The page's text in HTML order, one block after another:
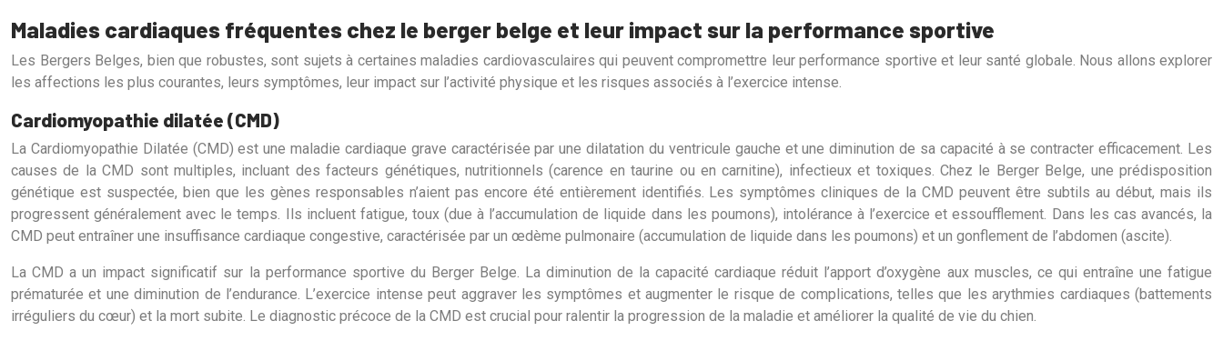
Maladies cardiaques fréquentes chez le berger belge et leur impact sur la performance sportive
Les Bergers Belges, bien que robustes, sont sujets à certaines maladies cardiovasculaires qui peuvent compromettre leur performance sportive et leur santé globale. Nous allons explorer
les affections les plus courantes, leurs symptômes, leur impact sur l’activité physique et les risques associés à l’exercice intense.
Cardiomyopathie dilatée (CMD)
La Cardiomyopathie Dilatée (CMD) est une maladie cardiaque grave caractérisée par une dilatation du ventricule gauche et une diminution de sa capacité à se contracter efficacement. Les
causes de la CMD sont multiples, incluant des facteurs génétiques, nutritionnels (carence en taurine ou en carnitine), infectieux et toxiques. Chez le Berger Belge, une prédisposition
génétique est suspectée, bien que les gènes responsables n’aient pas encore été entièrement identifiés. Les symptômes cliniques de la CMD peuvent être subtils au début, mais ils
progressent généralement avec le temps. Ils incluent fatigue, toux (due à l’accumulation de liquide dans les poumons), intolérance à l’exercice et essoufflement. Dans les cas avancés, la
CMD peut entraîner une insuffisance cardiaque congestive, caractérisée par un œdème pulmonaire (accumulation de liquide dans les poumons) et un gonflement de l’abdomen (ascite).
La CMD a un impact significatif sur la performance sportive du Berger Belge. La diminution de la capacité cardiaque réduit l’apport d’oxygène aux muscles, ce qui entraîne une fatigue
prématurée et une diminution de l’endurance. L’exercice intense peut aggraver les symptômes et augmenter le risque de complications, telles que les arythmies cardiaques (battements
irréguliers du cœur) et la mort subite. Le diagnostic précoce de la CMD est crucial pour ralentir la progression de la maladie et améliorer la qualité de vie du chien.